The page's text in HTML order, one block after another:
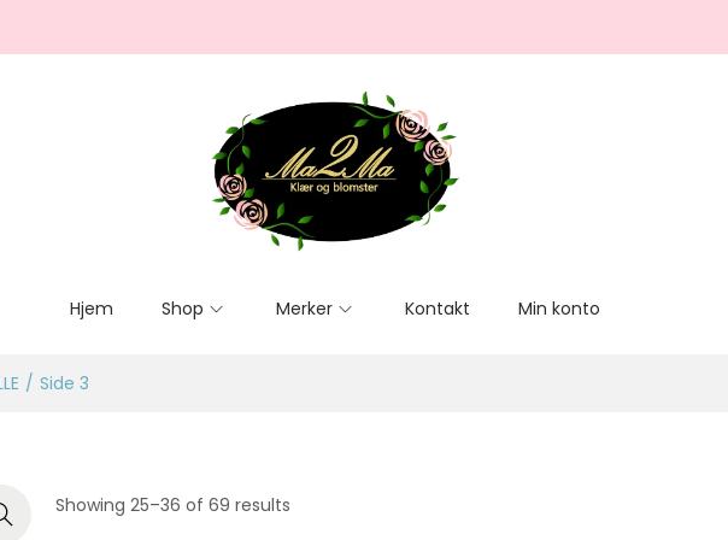
Hjem Shop Merker Kontakt Min konto
/ Side 3
Showing25–36 of 69 results